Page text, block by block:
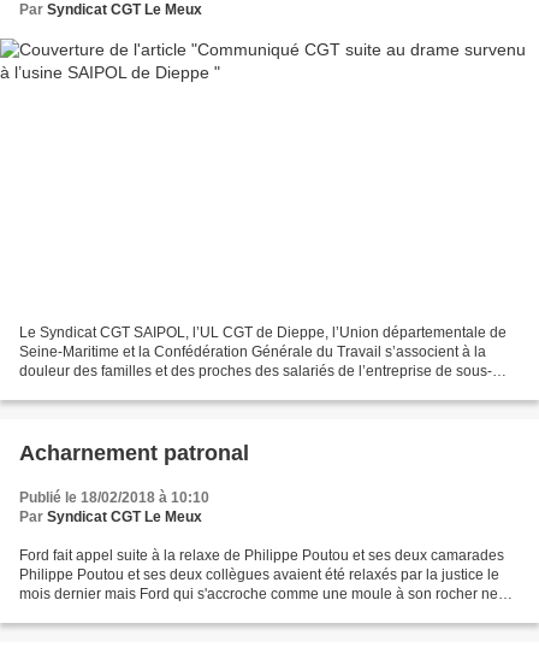
Par Syndicat CGT Le Meux
Le Syndicat CGT SAIPOL, l’UL CGT de Dieppe, l’Union départementale de
Seine-Maritime et la Confédération Générale du Travail s’associent à la
douleur des familles et des proches des salariés de l’entreprise de sous-
Acharnement patronal
Publié le 18/02/2018 à 10:10
Par Syndicat CGT Le Meux
Ford fait appel suite à la relaxe de Philippe Poutou et ses deux camarades
Philippe Poutou et ses deux collègues avaient été relaxés par la justice le
mois dernier mais Ford qui s'accroche comme une moule à son rocher ne